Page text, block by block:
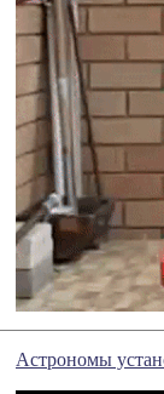
Астрономы